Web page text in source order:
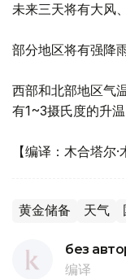
未来三天将有大风
部分地区将有强降雨
西部和北部地区气
有1~3摄氏度的升温
【编译：木合塔尔·
黄金储备 天气
без
编译